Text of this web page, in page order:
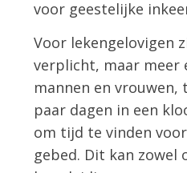
voor geestelijke
Voor lekengelovigen
verplicht, maar meer
mannen en vrouwen,
paar dagen in een
om tijd te vinden
gebed. Dit kan zowel